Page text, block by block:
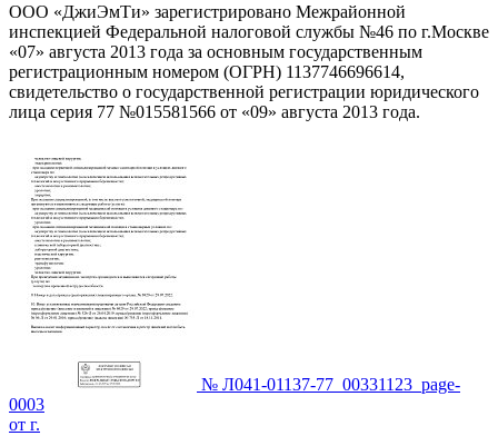
ООО «ДжиЭмТи» зарегистрировано Межрайонной
инспекцией Федеральной налоговой службы №46 по г.Москве
«07» августа 2013 года за основным государственным
регистрационным номером (ОГРН) 1137746696614,
свидетельство о государственной регистрации юридического
лица серия 77 №015581566 от «09» августа 2013 года.
№ Л041-01137-77_00331123_page-
0003
от г.